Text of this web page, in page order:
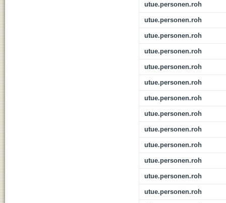
utue.personen.roh
utue.personen.roh
utue.personen.roh
utue.personen.roh
utue.personen.roh
utue.personen.roh
utue.personen.roh
utue.personen.roh
utue.personen.roh
utue.personen.roh
utue.personen.roh
utue.personen.roh
utue.personen.roh